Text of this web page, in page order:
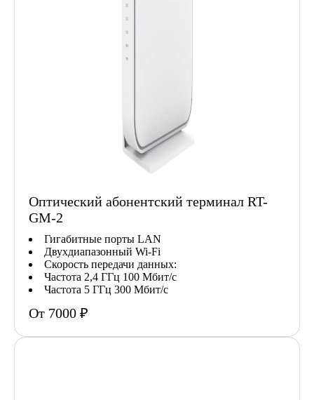
Оптический абонентский терминал RT-
GM-2
Гигабитные порты LAN
Двухдиапазонный Wi-Fi
Скорость передачи данных:
Частота 2,4 ГГц 100 Мбит/с
Частота 5 ГГц 300 Мбит/с
От 7000 ₽